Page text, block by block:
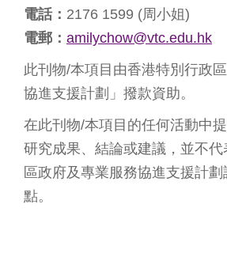
電話： 2176 1599 (周小姐)
電郵： amilychow@vtc.edu.hk
此刊物/本項目由香港特別行政
協進支援計劃」撥款資助。
在此刊物/本項目的任何活動中提
研究成果、結論或建議，並不
區政府及專業服務協進支援計
點。